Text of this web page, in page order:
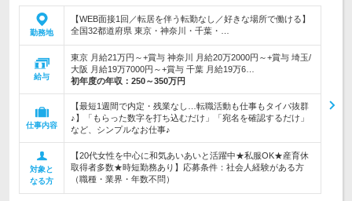
勤務地
【WEB面接1回／転居を伴う転勤なし／好きな場所で働ける】
全国32都道府県 東京・神奈川・千葉・…
給与
東京 月給21万円～+賞与 神奈川 月給20万2000円～+賞与 埼玉/
大阪 月給19万7000円～+賞与 千葉 月給19万6…
初年度の年収： 250～350万円
仕事内容
【最短1週間で内定・残業なし…転職活動も仕事もタイパ抜群
♪】「もらった数字を打ち込むだけ」「宛名を確認するだけ」
など、シンプルなお仕事♪
対象と
なる方
【20代女性を中心に和気あいあいと活躍中★私服OK★産育休
取得者多数★時短勤務あり】応募条件：社会人経験がある方
（職種・業界・年数不問）